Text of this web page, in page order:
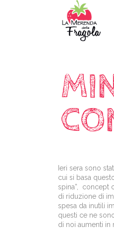
Ieri sera sono
cui si basa
spina”, concept
di riduzione di
spesa da inutili
questi ce ne
di noi aumenti in